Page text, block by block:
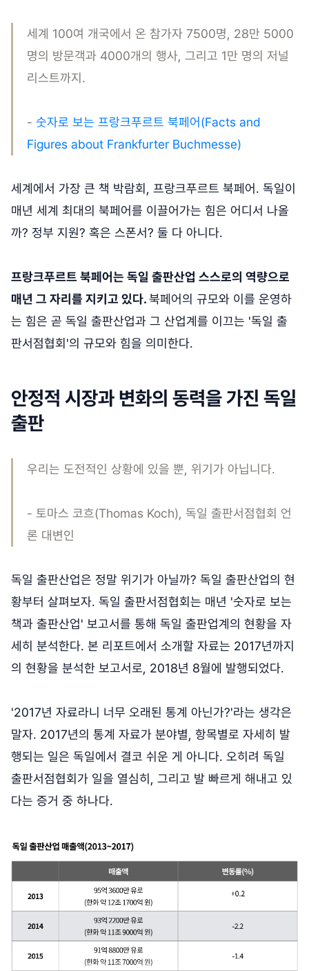
세계 100여 개국에서 온 참가자 7500명, 28만 5000
명의 방문객과 4000개의 행사, 그리고 1만 명의 저널
리스트까지.
- 숫자로 보는 프랑크푸르트 북페어(Facts and
Figures about Frankfurter Buchmesse)
세계에서 가장 큰 책 박람회, 프랑크푸르트 북페어. 독일이
매년 세계 최대의 북페어를 이끌어가는 힘은 어디서 나올
까? 정부 지원? 혹은 스폰서? 둘 다 아니다.
프랑크푸르트 북페어는 독일 출판산업 스스로의 역량으로
매년 그 자리를 지키고 있다.북페어의 규모와 이를 운영하
는 힘은 곧 독일 출판산업과 그 산업계를 이끄는 '독일 출
판서점협회'의 규모와 힘을 의미한다.
안정적 시장과 변화의 동력을 가진 독일
출판
우리는 도전적인 상황에 있을 뿐, 위기가 아닙니다.
- 토마스 코흐(Thomas Koch), 독일 출판서점협회 언
론 대변인
독일 출판산업은 정말 위기가 아닐까? 독일 출판산업의 현
황부터 살펴보자. 독일 출판서점협회는 매년 '숫자로 보는
책과 출판산업' 보고서를 통해 독일 출판업계의 현황을 자
세히 분석한다. 본 리포트에서 소개할 자료는 2017년까지
의 현황을 분석한 보고서로, 2018년 8월에 발행되었다.
'2017년 자료라니 너무 오래된 통계 아닌가?'라는 생각은
말자. 2017년의 통계 자료가 분야별, 항목별로 자세히 발
행되는 일은 독일에서 결코 쉬운 게 아니다. 오히려 독일
출판서점협회가 일을 열심히, 그리고 발 빠르게 해내고 있
다는 증거 중 하나다.